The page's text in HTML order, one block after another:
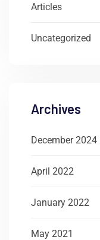
Articles
Uncategorized
Archives
December 2024
April 2022
January 2022
May 2021